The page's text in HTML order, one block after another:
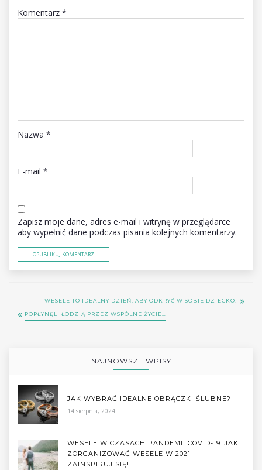
Komentarz *
Nazwa *
E-mail *
Zapisz moje dane, adres e-mail i witrynę w przeglądarce
aby wypełnić dane podczas pisania kolejnych komentarzy.
WESELE TO IDEALNY DZIEŃ, ABY ODKRYĆ W SOBIE DZIECKO!
POPŁYNĘLI ŁODZIĄ PRZEZ WSPÓLNE ŻYCIE…
NAJNOWSZE WPISY
JAK WYBRAĆ IDEALNE OBRĄCZKI ŚLUBNE?
14 sierpnia, 2024
WESELE W CZASACH PANDEMII COVID-19. JAK
ZORGANIZOWAĆ WESELE W 2021 –
ZAINSPIRUJ SIĘ!